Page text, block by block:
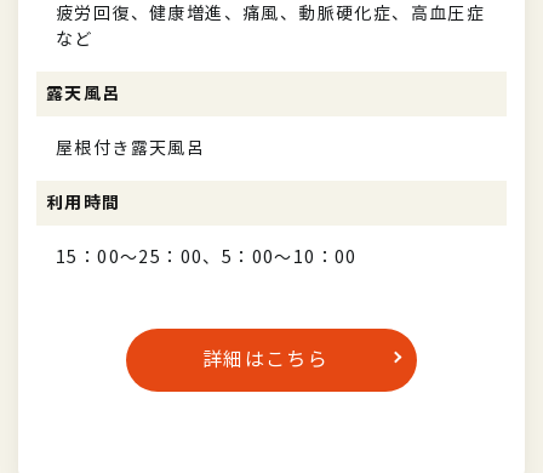
疲労回復、健康増進、痛風、動脈硬化症、高血圧症
など
露天風呂
屋根付き露天風呂
利用時間
15：00～25：00、5：00～10：00
詳細はこちら